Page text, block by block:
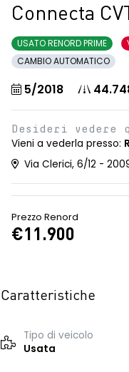
Connecta CVT
USATO RENORD PRIME
CAMBIO AUTOMATICO
5/2018
Desideri vedere
Vieni a vederla presso:
Via Clerici, 6/12 -
Prezzo Renord
€11.900
Caratteristiche
Tipo di veicolo
Usata